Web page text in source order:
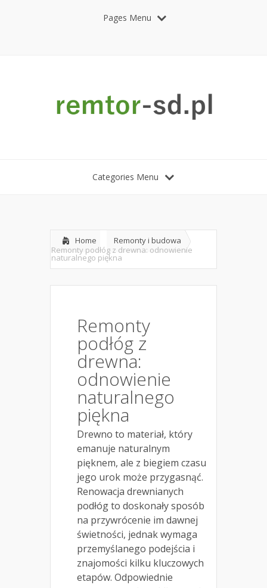
Pages Menu
Categories Menu
Home
Remonty i budowa
Remonty podłóg z drewna: odnowienie
naturalnego piękna
Remonty
podłóg z
drewna:
odnowienie
naturalnego
piękna
Drewno to materiał, który
emanuje naturalnym
pięknem, ale z biegiem czasu
jego urok może przygasnąć.
Renowacja drewnianych
podłóg to doskonały sposób
na przywrócenie im dawnej
świetności, jednak wymaga
przemyślanego podejścia i
znajomości kilku kluczowych
etapów. Odpowiednie